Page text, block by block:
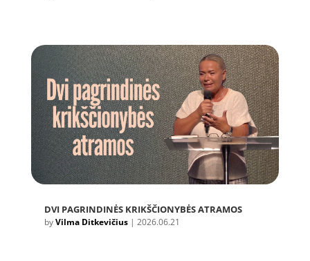
DVI PAGRINDINĖS KRIKŠČIONYBĖS ATRAMOS
byVilma Ditkevičius| 2026.06.21